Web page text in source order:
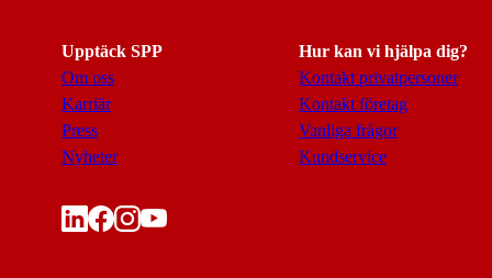
Upptäck SPP
Om oss
Karriär
Press
Nyheter
Hur kan vi hjälpa dig?
Kontakt privatpersoner
Kontakt företag
Vanliga frågor
Kundservice